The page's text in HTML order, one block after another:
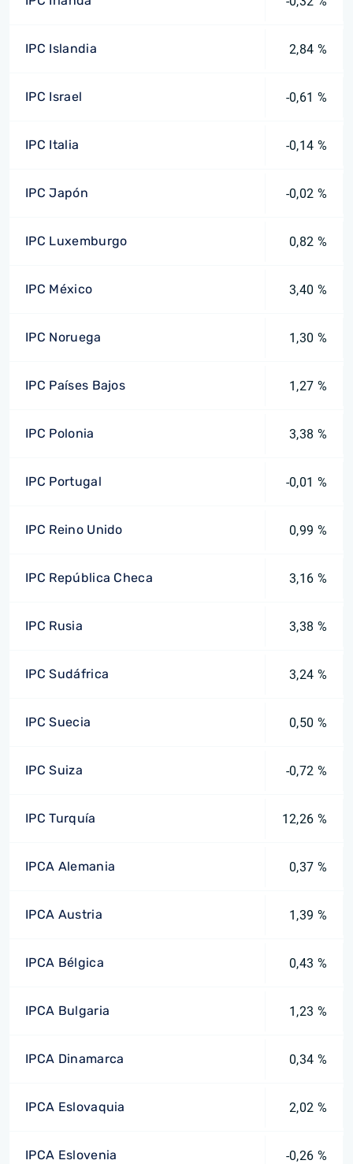
IPC Islandia 2,84 %
IPC Israel -0,61 %
IPC Italia -0,14 %
IPC Japón -0,02 %
IPC Luxemburgo 0,82 %
IPC México 3,40 %
IPC Noruega 1,30 %
IPC Países Bajos 1,27 %
IPC Polonia 3,38 %
IPC Portugal -0,01 %
IPC Reino Unido 0,99 %
IPC República Checa 3,16 %
IPC Rusia 3,38 %
IPC Sudáfrica 3,24 %
IPC Suecia 0,50 %
IPC Suiza -0,72 %
IPC Turquía 12,26 %
IPCA Alemania 0,37 %
IPCA Austria 1,39 %
IPCA Bélgica 0,43 %
IPCA Bulgaria 1,23 %
IPCA Dinamarca 0,34 %
IPCA Eslovaquia 2,02 %
IPCA Eslovenia -0,26 %